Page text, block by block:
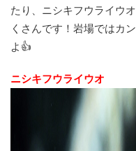
たり、ニシキフウライウ
くさんです！岩場ではカ
よ👍
ニシキフウライウオ